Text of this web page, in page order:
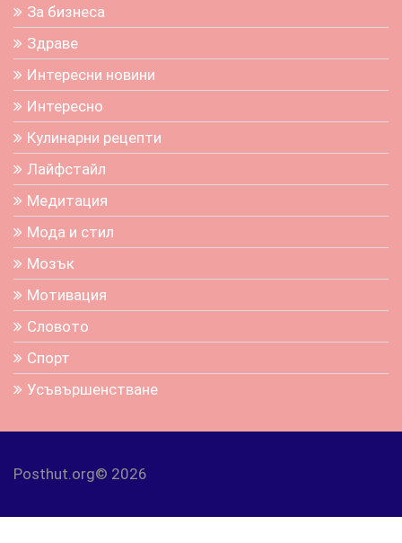
За бизнеса
Здраве
Интересни новини
Интересно
Кулинарни рецепти
Лайфстайл
Медитация
Мода и стил
Мозък
Мотивация
Словото
Спорт
Усъвършенстване
Posthut.org© 2026